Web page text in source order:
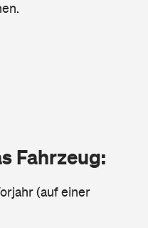
Fahrzeug:
(auf einer